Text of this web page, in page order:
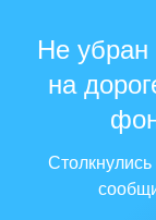
Не
на